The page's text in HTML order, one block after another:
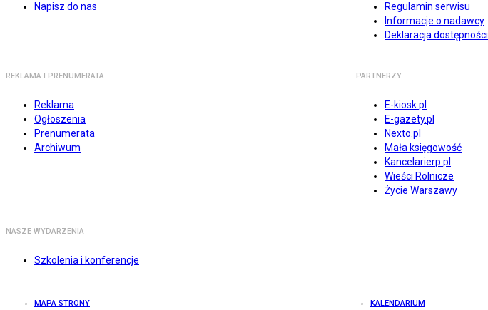
Napisz do nas
Regulamin serwisu
Informacje o nadawcy
Deklaracja dostępności
REKLAMA I PRENUMERATA
Reklama
Ogłoszenia
Prenumerata
Archiwum
PARTNERZY
E-kiosk.pl
E-gazety.pl
Nexto.pl
Mała księgowość
Kancelarierp.pl
Wieści Rolnicze
Życie Warszawy
NASZE WYDARZENIA
Szkolenia i konferencje
MAPA STRONY KALENDARIUM